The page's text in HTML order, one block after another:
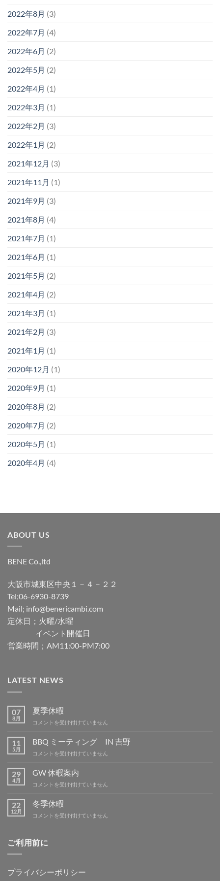
2022年8月 (3)
2022年7月 (4)
2022年6月 (2)
2022年5月 (2)
2022年4月 (1)
2022年3月 (1)
2022年2月 (3)
2022年1月 (2)
2021年12月 (3)
2021年11月 (1)
2021年9月 (3)
2021年8月 (4)
2021年7月 (1)
2021年6月 (1)
2021年5月 (2)
2021年4月 (2)
2021年3月 (1)
2021年2月 (3)
2021年1月 (1)
2020年12月 (1)
2020年9月 (1)
2020年8月 (2)
2020年7月 (2)
2020年5月 (1)
2020年4月 (4)
ABOUT US
BENE Co.,ltd
大阪市城東区中央１－４－２２
Tel;06-6930-8739
Mail; info@benericambi.com
定休日；火曜/水曜
イベント開催日
営業時間；AM11:00-PM7:00
LATEST NEWS
07
8月
夏季休暇
夏
休
暇
は
コメントを受け付けていません
11
5月
BBQ ミーティング IN 吉野
BBQ
ー
テ
ィ
グ
吉
コメントを受け付けていません
29
4月
GW 休暇案内
GW
暇
案
内
コメントを受け付けていません
22
12月
冬季休暇
冬
暇
は
コメントを受け付けていません
ご利用前に
プライバシーポリシー